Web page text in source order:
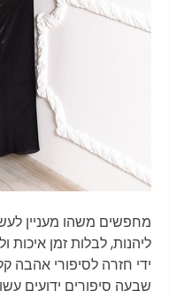
מחפשים משהו מעניין
ליהנות, לבלות זמן
ידי חזרה לסיפורי אהבה
שבעה סיפורים ידועים